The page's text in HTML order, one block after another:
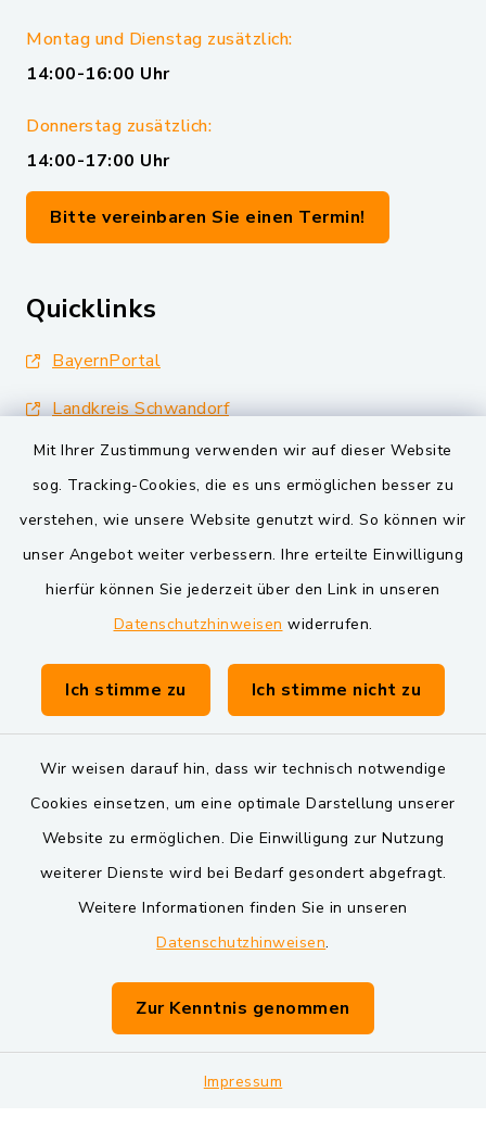
Mit Ihrer Zustimmung verwenden wir auf dieser Website
sog. Tracking-Cookies, die es uns ermöglichen besser zu
verstehen, wie unsere Website genutzt wird. So können wir
unser Angebot weiter verbessern. Ihre erteilte Einwilligung
hierfür können Sie jederzeit über den Link in unseren
Datenschutzhinweisen widerrufen.
Ich stimme zu Ich stimme nicht zu
Wir weisen darauf hin, dass wir technisch notwendige
Cookies einsetzen, um eine optimale Darstellung unserer
Website zu ermöglichen. Die Einwilligung zur Nutzung
weiterer Dienste wird bei Bedarf gesondert abgefragt.
Weitere Informationen finden Sie in unseren
Datenschutzhinweisen.
Zur Kenntnis genommen
Impressum
Montag und Dienstag zusätzlich:
14:00-16:00 Uhr
Donnerstag zusätzlich:
14:00-17:00 Uhr
Bitte vereinbaren Sie einen Termin!
Quicklinks
BayernPortal
Landkreis Schwandorf
Oberpfälzer Wald
VG und Gemeinden
Markt Schwarzenfeld
Gemeinde Schwarzach bei Nabburg
Verwaltungsgemeinschaft Schwarzenfeld
Kontakt
Barrierefreiheit
Datenschutz
Impressum
Sitemap